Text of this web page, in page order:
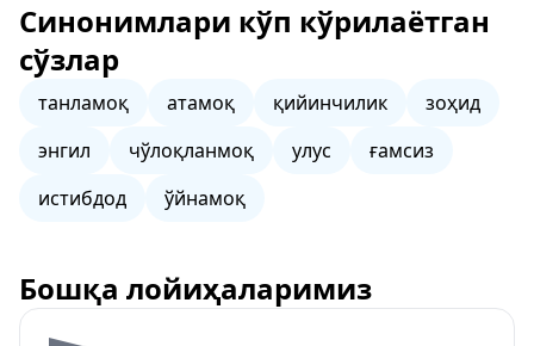
Синонимлари кўп кўрилаётган
сўзлар
танламоқ атамоқ қийинчилик
зоҳид
энгил
чўлоқланмоқ улус
ғамсиз
истибдод
ўйнамоқ
Бошқа лойиҳаларимиз